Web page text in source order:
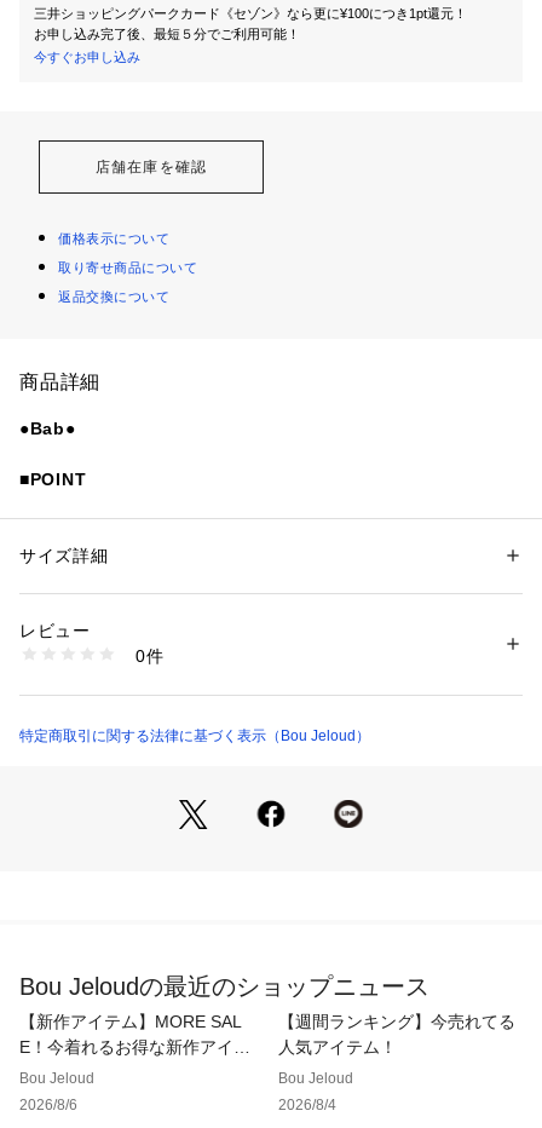
三井ショッピングパークカード《セゾン》なら更に¥100につき1pt還元！
お申し込み完了後、最短５分でご利用可能！
今すぐお申し込み
店舗在庫を確認
価格表示について
取り寄せ商品について
返品交換について
商品詳細
●Bab●
■POINT
る仕様で、その日の気分やコーデに合わせて着こなしを変えら
インなので、気になる腕周りをさりげなくカバーしてくれるの
も嬉しいポイントです。
ストレッチ性のあるレース素材を使用。柔らかく伸びの良い生
キャミワンピースやサロペットのインナー使いがおすすめ。デ
裏地：なし
洗濯方法：クリーニングネットをご使用ください
…………………
※撮影環境により、多少実際のカラーと異なる場合がございま
す。また、携帯やスマートフォン、パソコンなどの画面上と実
性別：レディース
素材：ナイロン90%　ポリウレタン10%
商品番号：
1226209 （ショップ）
サイズ詳細
レビュー
0件
特定商取引に関する法律に基づく表示（Bou Jeloud）
Bou Jeloudの最近のショップニュース
【新作アイテム】MORE SAL
E！今着れるお得な新作アイテ
ム
Bou Jeloud
2026/8/6
【週間ランキング】今売れてる
人気アイテム！
Bou Jeloud
2026/8/4